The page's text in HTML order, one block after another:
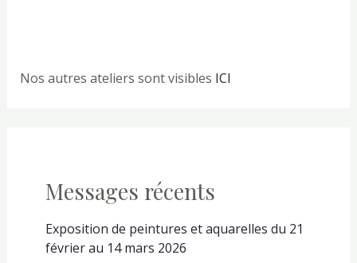
Nos autres ateliers sont visibles ICI
Messages récents
Exposition de peintures et aquarelles du 21
février au 14 mars 2026